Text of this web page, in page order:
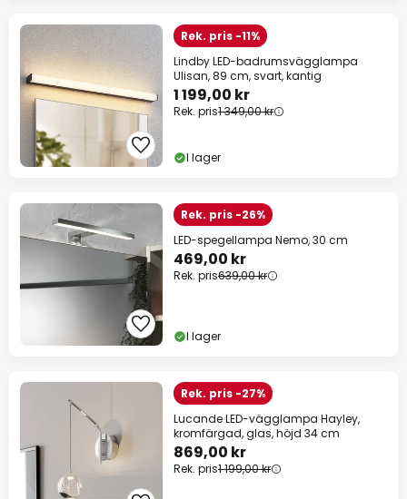
Rek. pris -11%
Lindby LED-badrumsvägglampa
Ulisan, 89 cm, svart, kantig
1 199,00 kr
Rek. pris1 349,00 kr
I lager
Rek. pris -26%
LED-spegellampa Nemo, 30 cm
469,00 kr
Rek. pris639,00 kr
I lager
Rek. pris -27%
Lucande LED-vägglampa Hayley,
kromfärgad, glas, höjd 34 cm
869,00 kr
Rek. pris1 199,00 kr